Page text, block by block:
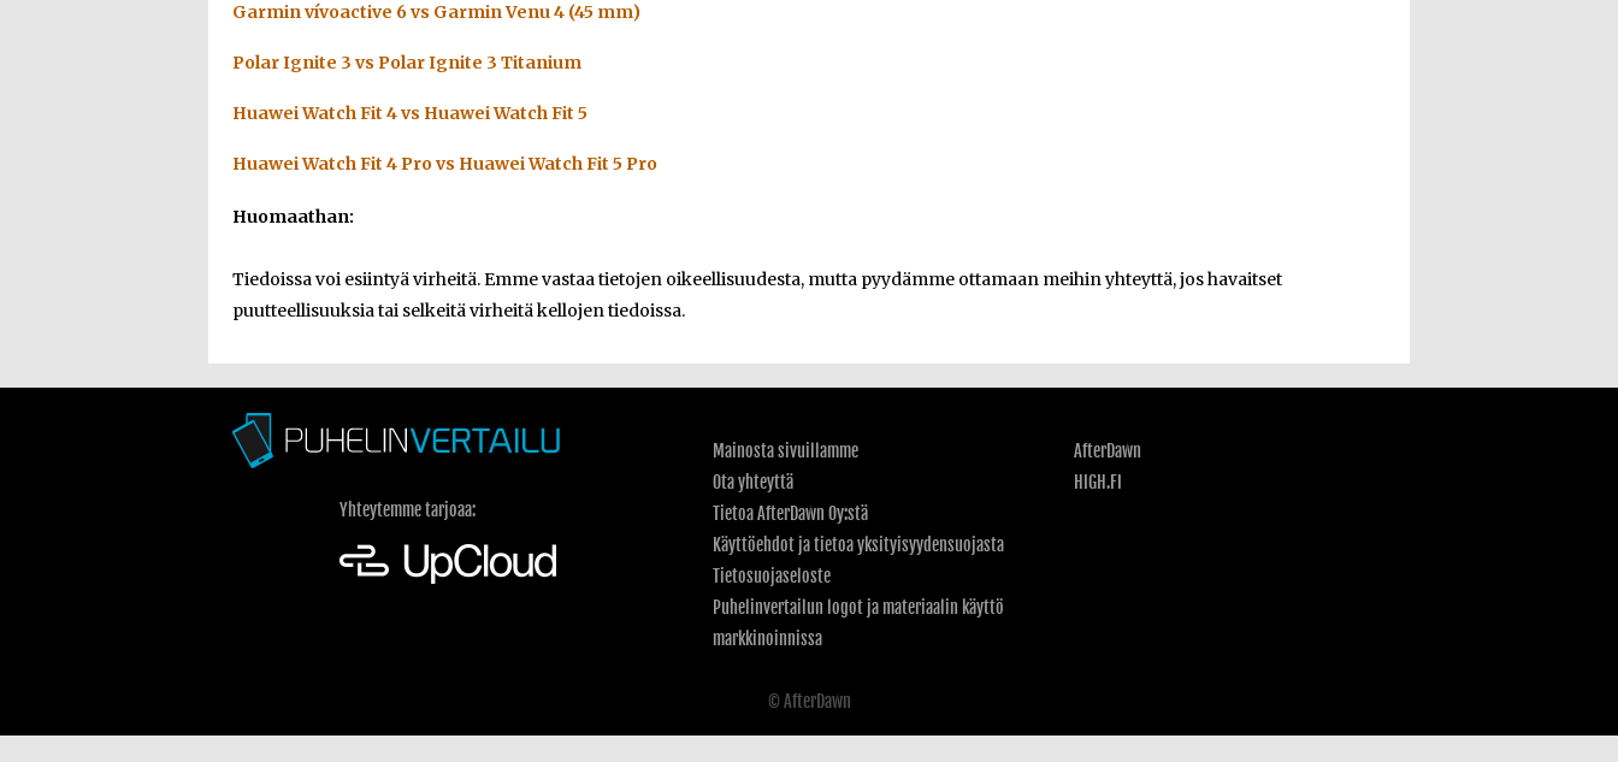
Garmin vívoactive 6 vs Garmin Venu 4 (45 mm)
Polar Ignite 3 vs Polar Ignite 3 Titanium
Huawei Watch Fit 4 vs Huawei Watch Fit 5
Huawei Watch Fit 4 Pro vs Huawei Watch Fit 5 Pro
Huomaathan:
Tiedoissa voi esiintyä virheitä. Emme vastaa tietojen oikeellisuudesta, mutta pyydämme ottamaan meihin yhteyttä, jos havaitset
puutteellisuuksia tai selkeitä virheitä kellojen tiedoissa.
Yhteytemme tarjoaa:
Mainosta sivuillamme
Ota yhteyttä
Tietoa AfterDawn Oy:stä
Käyttöehdot ja tietoa yksityisyydensuojasta
Tietosuojaseloste
Puhelinvertailun logot ja materiaalin käyttö
markkinoinnissa
AfterDawn
HIGH.FI
© AfterDawn